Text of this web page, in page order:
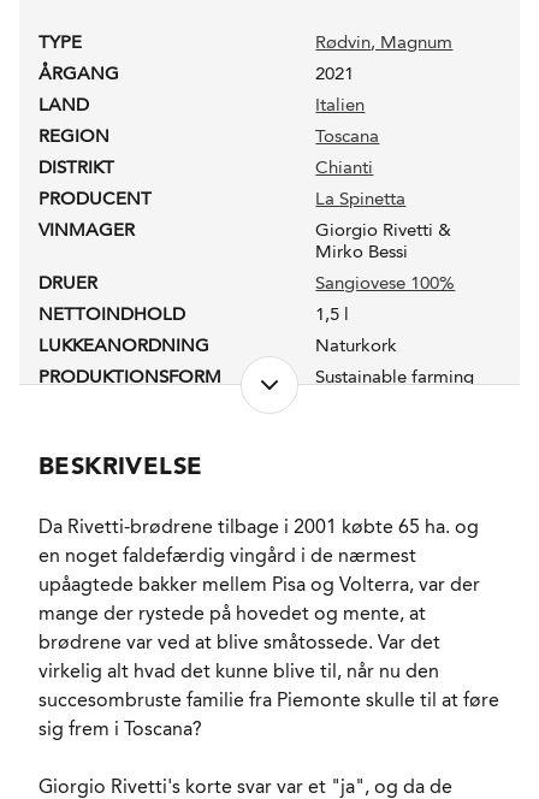
TYPE Rødvin, Magnum
ÅRGANG
2021
LAND
Italien
REGION
Toscana
DISTRIKT
Chianti
PRODUCENT
La Spinetta
VINMAGER
Giorgio Rivetti &
Mirko Bessi
DRUER
Sangiovese 100%
NETTOINDHOLD
1,5 l
LUKKEANORDNING
Naturkork
PRODUKTIONSFORM
Sustainable farming
SYREINDHOLD
LAGRING
24 måneder på én
gang brugte franske
fade og 6 måneder i
flasken.
FORVENTET HOLDBARHED
8-10 år fra høståret.
SERVERINGS-TEMPERATUR
15 - 17°C
EMBALLAGETYPE
Magnum flaske (150
cl)
VARENR.
BESKRIVELSE
Da Rivetti-brødrene tilbage i 2001 købte 65 ha. og
en noget faldefærdig vingård i de nærmest
upåagtede bakker mellem Pisa og Volterra, var der
mange der rystede på hovedet og mente, at
brødrene var ved at blive småtossede. Var det
virkelig alt hvad det kunne blive til, når nu den
succesombruste familie fra Piemonte skulle til at føre
sig frem i Toscana?
Giorgio Rivetti's korte svar var et "ja", og da de